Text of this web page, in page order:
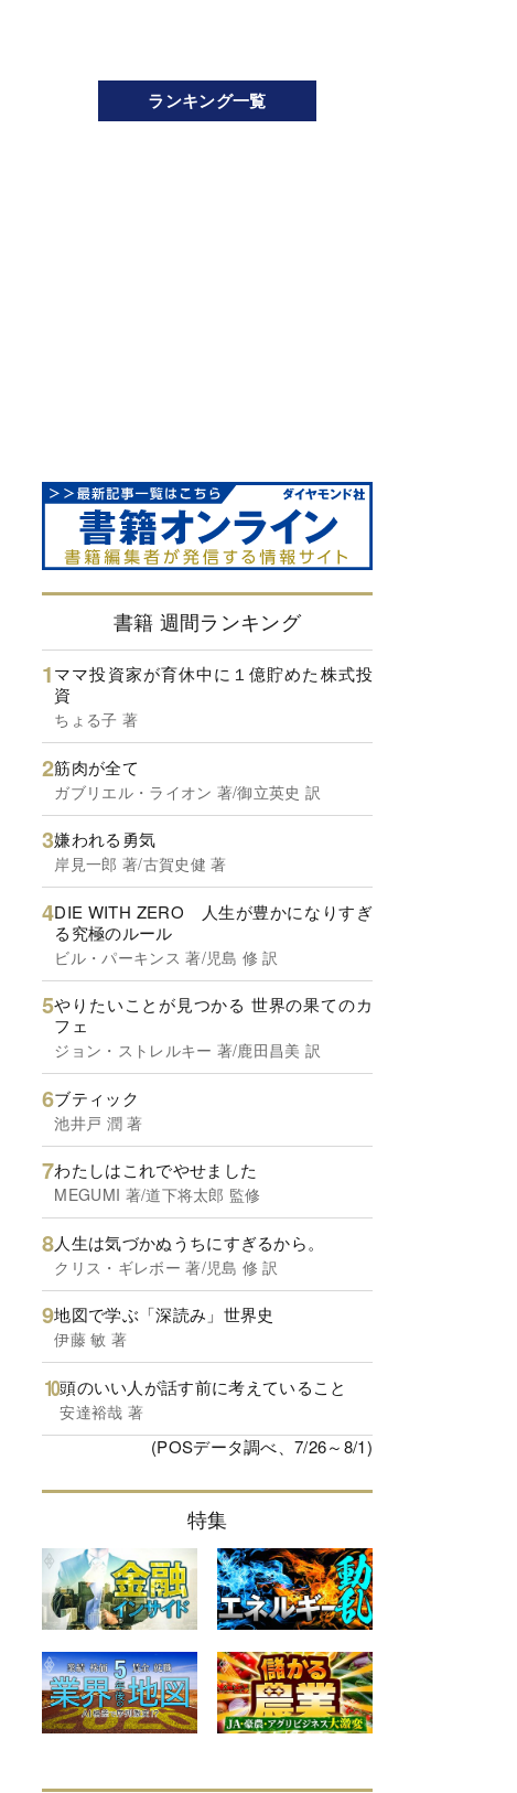
ランキング一覧
書籍 週間ランキング
ママ投資家が育休中に１億貯めた株式投
資
ちょる子 著
筋肉が全て
ガブリエル・ライオン 著/御立英史 訳
嫌われる勇気
岸見一郎 著/古賀史健 著
DIE WITH ZERO 人生が豊かになりすぎ
る究極のルール
ビル・パーキンス 著/児島 修 訳
やりたいことが見つかる 世界の果てのカ
フェ
ジョン・ストレルキー 著/鹿田昌美 訳
ブティック
池井戸 潤 著
わたしはこれでやせました
MEGUMI 著/道下将太郎 監修
人生は気づかぬうちにすぎるから。
クリス・ギレボー 著/児島 修 訳
地図で学ぶ「深読み」世界史
伊藤 敏 著
頭のいい人が話す前に考えていること
安達裕哉 著
(POSデータ調べ、7/26～8/1)
特集